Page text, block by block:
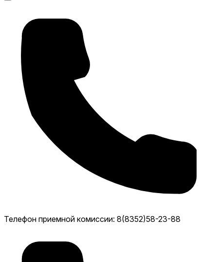
Телефон приемной комиссии: 8(8352)58-23-88